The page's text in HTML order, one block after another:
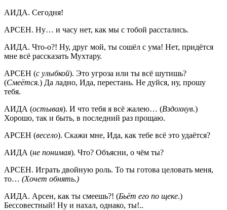
АИДА. Сегодня!
АРСЕН. Ну… и часу нет, как мы с тобой расстались.
АИДА. Что-о?! Ну, друг мой, ты сошёл с ума! Нет, придётся
мне всё рассказать Мухтару.
АРСЕН (с улыбкой). Это угроза или ты всё шутишь?
(Смеётся.) Да ладно, Ида, перестань. Не дуйся, ну, прошу
тебя.
АИДА (остывая). И что тебя я всё жалею… (Вздохнув.)
Хорошо, так и быть, в последний раз прощаю.
АРСЕН (весело). Скажи мне, Ида, как тебе всё это удаётся?
АИДА (не понимая). Что? Объясни, о чём ты?
АРСЕН. Играть двойную роль. То ты готова целовать меня,
то… (Хочет обнять.)
АИДА. Арсен, как ты смеешь?! (Бьёт его по щеке.)
Бессовестный! Ну и нахал, однако, ты!..